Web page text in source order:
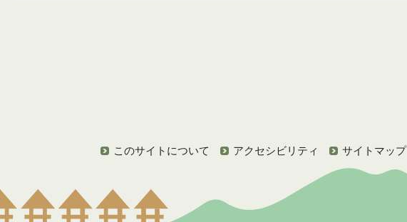
このサイトについて アクセシビリティ サイトマップ